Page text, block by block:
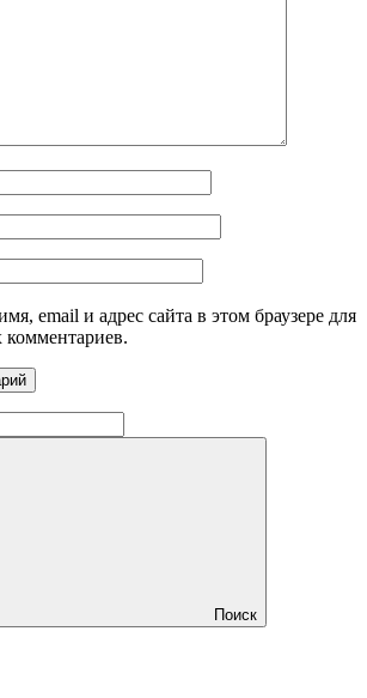
email и адрес сайта в этом браузере для
Поиск